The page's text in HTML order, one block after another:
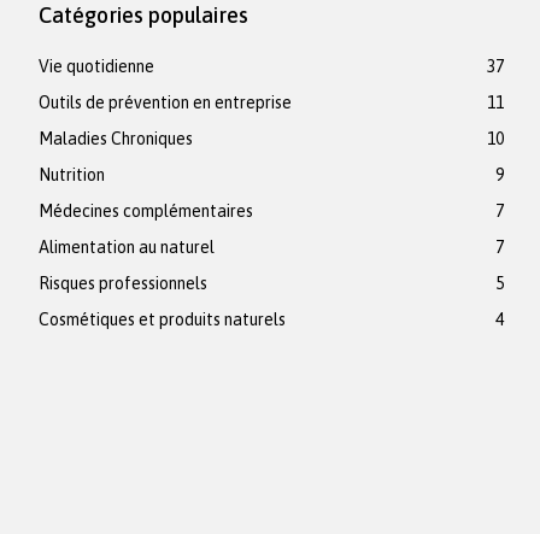
Catégories populaires
Vie quotidienne
37
Outils de prévention en entreprise
11
Maladies Chroniques
10
Nutrition
9
Médecines complémentaires
7
Alimentation au naturel
7
Risques professionnels
5
Cosmétiques et produits naturels
4